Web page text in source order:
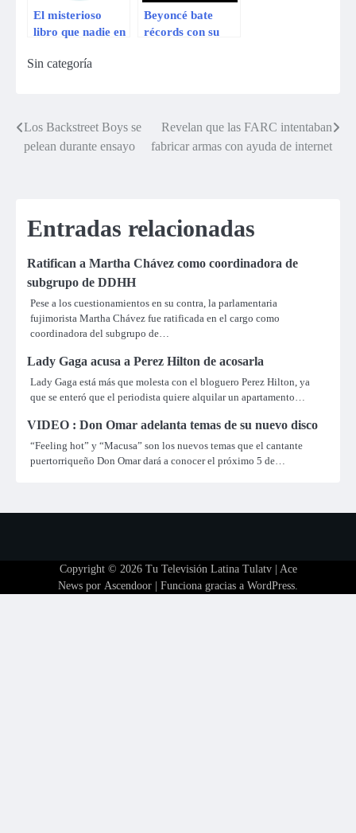
El misterioso
libro que nadie en
leer
Beyoncé bate
récords con su
Sin categoría
Navegación
de
Los Backstreet Boys se
pelean durante ensayo
Revelan que las FARC intentaban
fabricar armas con ayuda de internet
Entradas relacionadas
Ratifican a Martha Chávez como coordinadora de
subgrupo de DDHH
Pese a los cuestionamientos en su contra, la parlamentaria
fujimorista Martha Chávez fue ratificada en el cargo como
coordinadora del subgrupo de…
Lady Gaga acusa a Perez Hilton de acosarla
Lady Gaga está más que molesta con el bloguero Perez Hilton, ya
que se enteró que el periodista quiere alquilar un apartamento…
VIDEO : Don Omar adelanta temas de su nuevo disco
“Feeling hot” y “Macusa” son los nuevos temas que el cantante
puertorriqueño Don Omar dará a conocer el próximo 5 de…
Copyright © 2026 Tu Televisión Latina Tulatv| Ace
News por Ascendoor | Funciona gracias a WordPress